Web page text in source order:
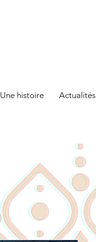
Une histoire Actualités